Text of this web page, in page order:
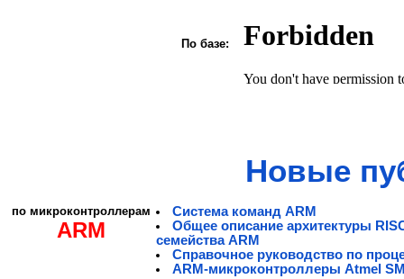
По базе:
Новые
по микроконтроллерам
ARM
Система команд ARM
Общее описание архитектуры
семейства ARM
Справочное руководство по
ARM-микроконтроллеры Atmel